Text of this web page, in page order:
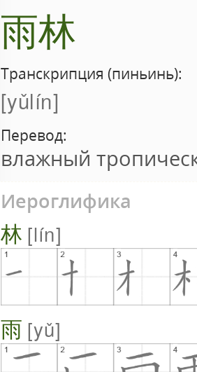
雨林
Транскрипция (пиньинь):
yǔlín
Перевод:
влажный
Иероглифика
林 lín
雨 yǔ